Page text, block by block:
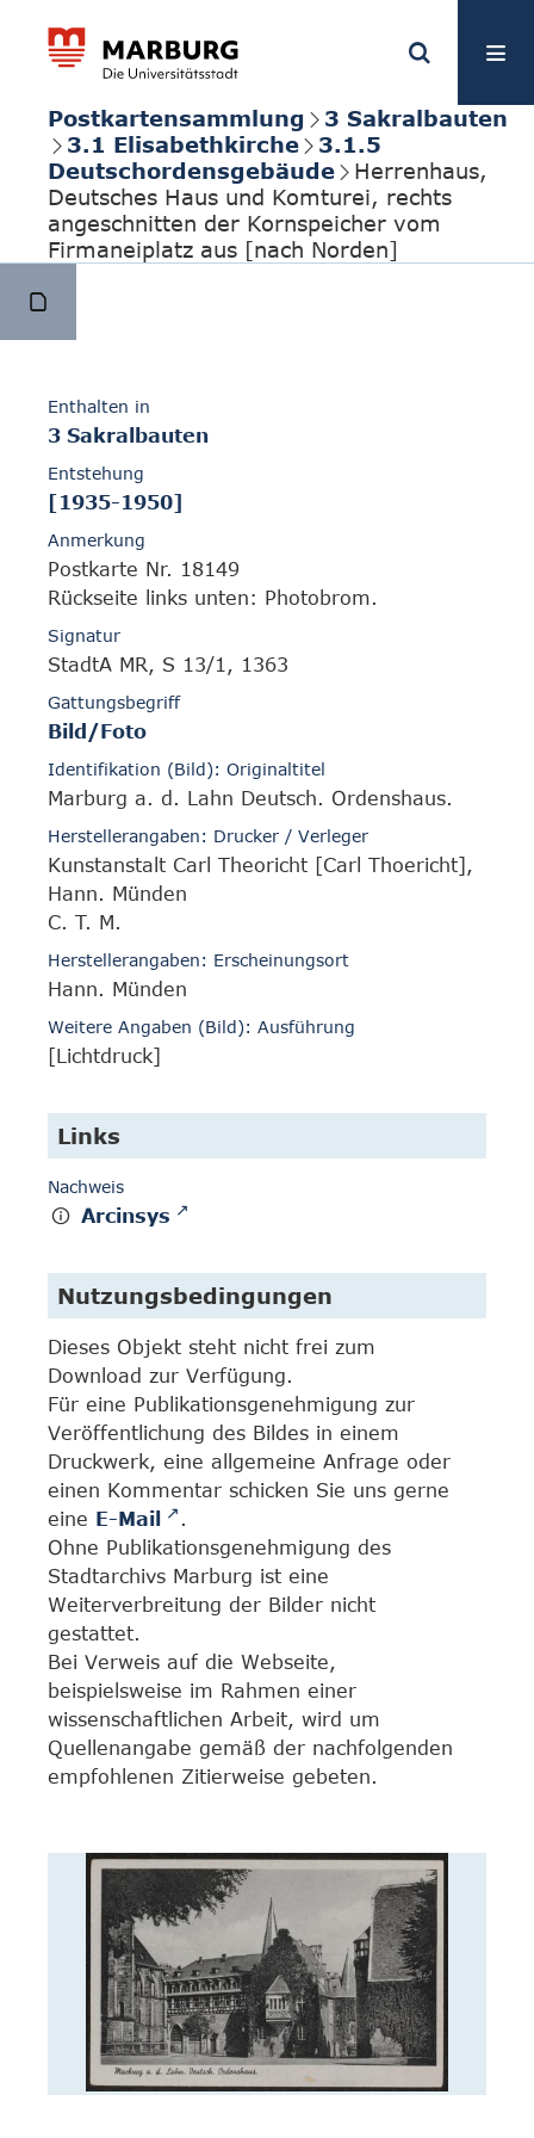
Postkartensammlung
3 Sakralbauten
3.1 Elisabethkirche
3.1.5
Deutschordensgebäude
Herrenhaus,
Deutsches Haus und Komturei, rechts
angeschnitten der Kornspeicher vom
Firmaneiplatz aus [nach Norden]
Enthalten in
3 Sakralbauten
Entstehung
[1935-1950]
Anmerkung
Postkarte Nr. 18149
Rückseite links unten: Photobrom.
Signatur
StadtA MR, S 13/1, 1363
Gattungsbegriff
Bild/Foto
Identifikation (Bild): Originaltitel
Marburg a. d. Lahn Deutsch. Ordenshaus.
Herstellerangaben: Drucker / Verleger
Kunstanstalt Carl Theoricht [Carl Thoericht],
Hann. Münden
C. T. M.
Herstellerangaben: Erscheinungsort
Hann. Münden
Weitere Angaben (Bild): Ausführung
[Lichtdruck]
Links
Nachweis
Arcinsys
Nutzungsbedingungen
Dieses Objekt steht nicht frei zum
Download zur Verfügung.
Für eine Publikationsgenehmigung zur
Veröffentlichung des Bildes in einem
Druckwerk, eine allgemeine Anfrage oder
einen Kommentar schicken Sie uns gerne
eine E-Mail
.
Ohne Publikationsgenehmigung des
Stadtarchivs Marburg ist eine
Weiterverbreitung der Bilder nicht
gestattet.
Bei Verweis auf die Webseite,
beispielsweise im Rahmen einer
wissenschaftlichen Arbeit, wird um
Quellenangabe gemäß der nachfolgenden
empfohlenen Zitierweise gebeten.